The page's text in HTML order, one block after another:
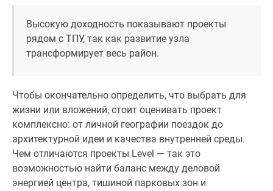
Высокую доходность показывают проекты
рядом с ТПУ, так как развитие узла
трансформирует весь район.
Чтобы окончательно определить, что выбрать для
жизни или вложений, стоит оценивать проект
комплексно: от личной географии поездок до
архитектурной идеи и качества внутренней среды.
Чем отличаются проекты Level — так это
возможностью найти баланс между деловой
энергией центра, тишиной парковых зон и